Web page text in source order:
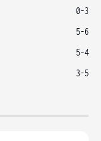
0-3
5-6
5-4
3-5